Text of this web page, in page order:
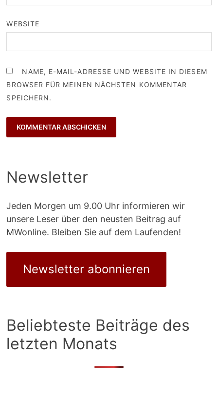
WEBSITE
NAME, E-MAIL-ADRESSE UND WEBSITE IN DIESEM
BROWSER FÜR MEINEN NÄCHSTEN KOMMENTAR
SPEICHERN.
Newsletter
Jeden Morgen um 9.00 Uhr informieren wir
unsere Leser über den neusten Beitrag auf
MWonline. Bleiben Sie auf dem Laufenden!
Newsletter abonnieren
Beliebteste Beiträge des
letzten Monats